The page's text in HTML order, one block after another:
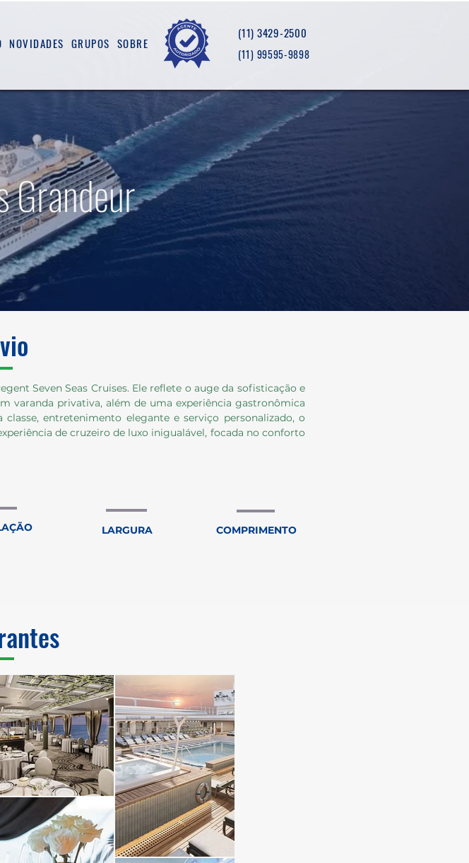
NOVIDADES GRUPOS SOBRE
(11) 3429-2500
(11) 99595-9898
Grandeur
Seven Seas Cruises. Ele reflete o auge da sofisticação e
varanda privativa, além de uma experiência gastronômica
entretenimento elegante e serviço personalizado, o
de cruzeiro de luxo inigualável, focada no conforto
LARGURA COMPRIMENTO